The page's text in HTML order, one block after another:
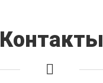
Контакты